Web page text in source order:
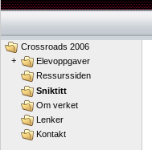
Crossroads 2006
+
Elevoppgaver
Ressurssiden
Sniktitt
Om verket
Lenker
Kontakt